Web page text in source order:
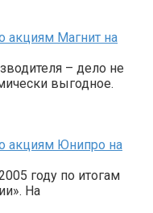
акциям Магнит на
– дело не
выгодное.
акциям Юнипро на
году по итогам
На